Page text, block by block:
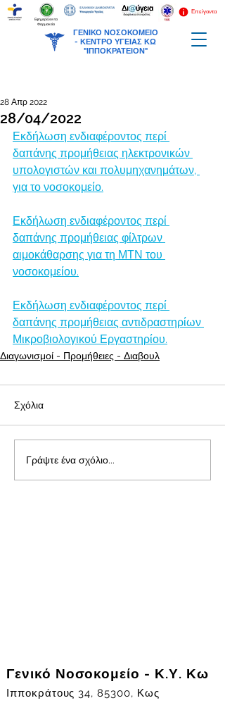
ΓΕΝΙΚΟ ΝΟΣΟΚΟΜΕΙΟ
- ΚΕΝΤΡΟ ΥΓΕΙΑΣ ΚΩ
"ΙΠΠΟΚΡΑΤΕΙΟΝ"
Επείγοντα
Εφημερεύοντα
Φαρμακεία
28/04/2022
28 Απρ 2022
Εκδήλωση ενδιαφέροντος περί
δαπάνης προμήθειας ηλεκτρονικών
υπολογιστών και πολυμηχανημάτων,
για το νοσοκομείο.
Εκδήλωση ενδιαφέροντος περί
δαπάνης προμήθειας φίλτρων
αιμοκάθαρσης για τη ΜΤΝ του
νοσοκομείου.
Εκδήλωση ενδιαφέροντος περί
δαπάνης προμήθειας αντιδραστηρίων
Μικροβιολογικού Εργαστηρίου.
Διαγωνισμοί - Προμήθειες - Διαβουλ
Σχόλια
Γράψτε ένα σχόλιο...
Γενικό Νοσοκομείο - Κ.Υ. Κω
Ιπποκράτους 34, 85300, Κως